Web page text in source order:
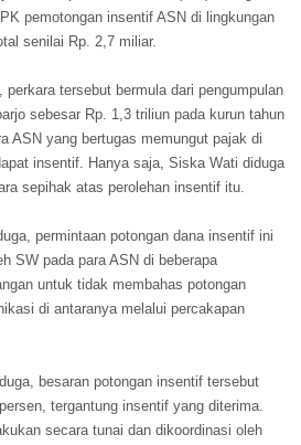
pemotongan insentif ASN di lingkungan
senilai Rp. 2,7 miliar.
tersebut bermula dari pengumpulan
sebesar Rp. 1,3 triliun pada kurun tahun
ASN yang bertugas memungut pajak di
insentif. Hanya saja, Siska Wati diduga
sepihak atas perolehan insentif itu.
permintaan potongan dana insentif ini
SW pada para ASN di beberapa
untuk tidak membahas potongan
di antaranya melalui percakapan
besaran potongan insentif tersebut
tergantung insentif yang diterima.
secara tunai dan dikoordinasi oleh